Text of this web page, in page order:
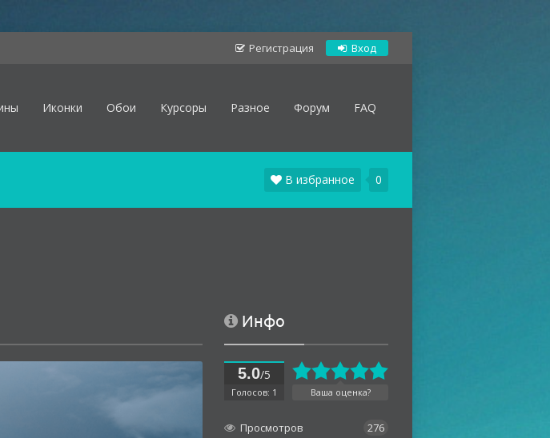
Регистрация Вход
Иконки Обои Курсоры Разное Форум FAQ
0
В избранное
Инфо
5.0/5
Голосов: 1 Ваша оценка?
Просмотров
276